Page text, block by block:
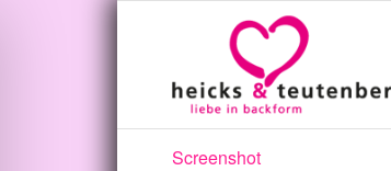
Screenshot